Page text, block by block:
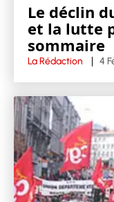
Le déclin
et la lutte
sommaire
La Rédaction 4